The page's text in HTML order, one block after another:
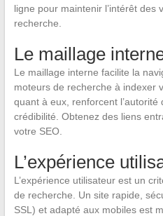
ligne pour maintenir l’intérêt des
recherche.
Le maillage
Le maillage interne facilite la
moteurs de recherche à indexer
quant à eux, renforcent
crédibilité. Obtenez des liens
votre SEO.
L’expérience
L’expérience utilisateur est un
de recherche. Un site rapide,
SSL) et adapté aux mobiles est